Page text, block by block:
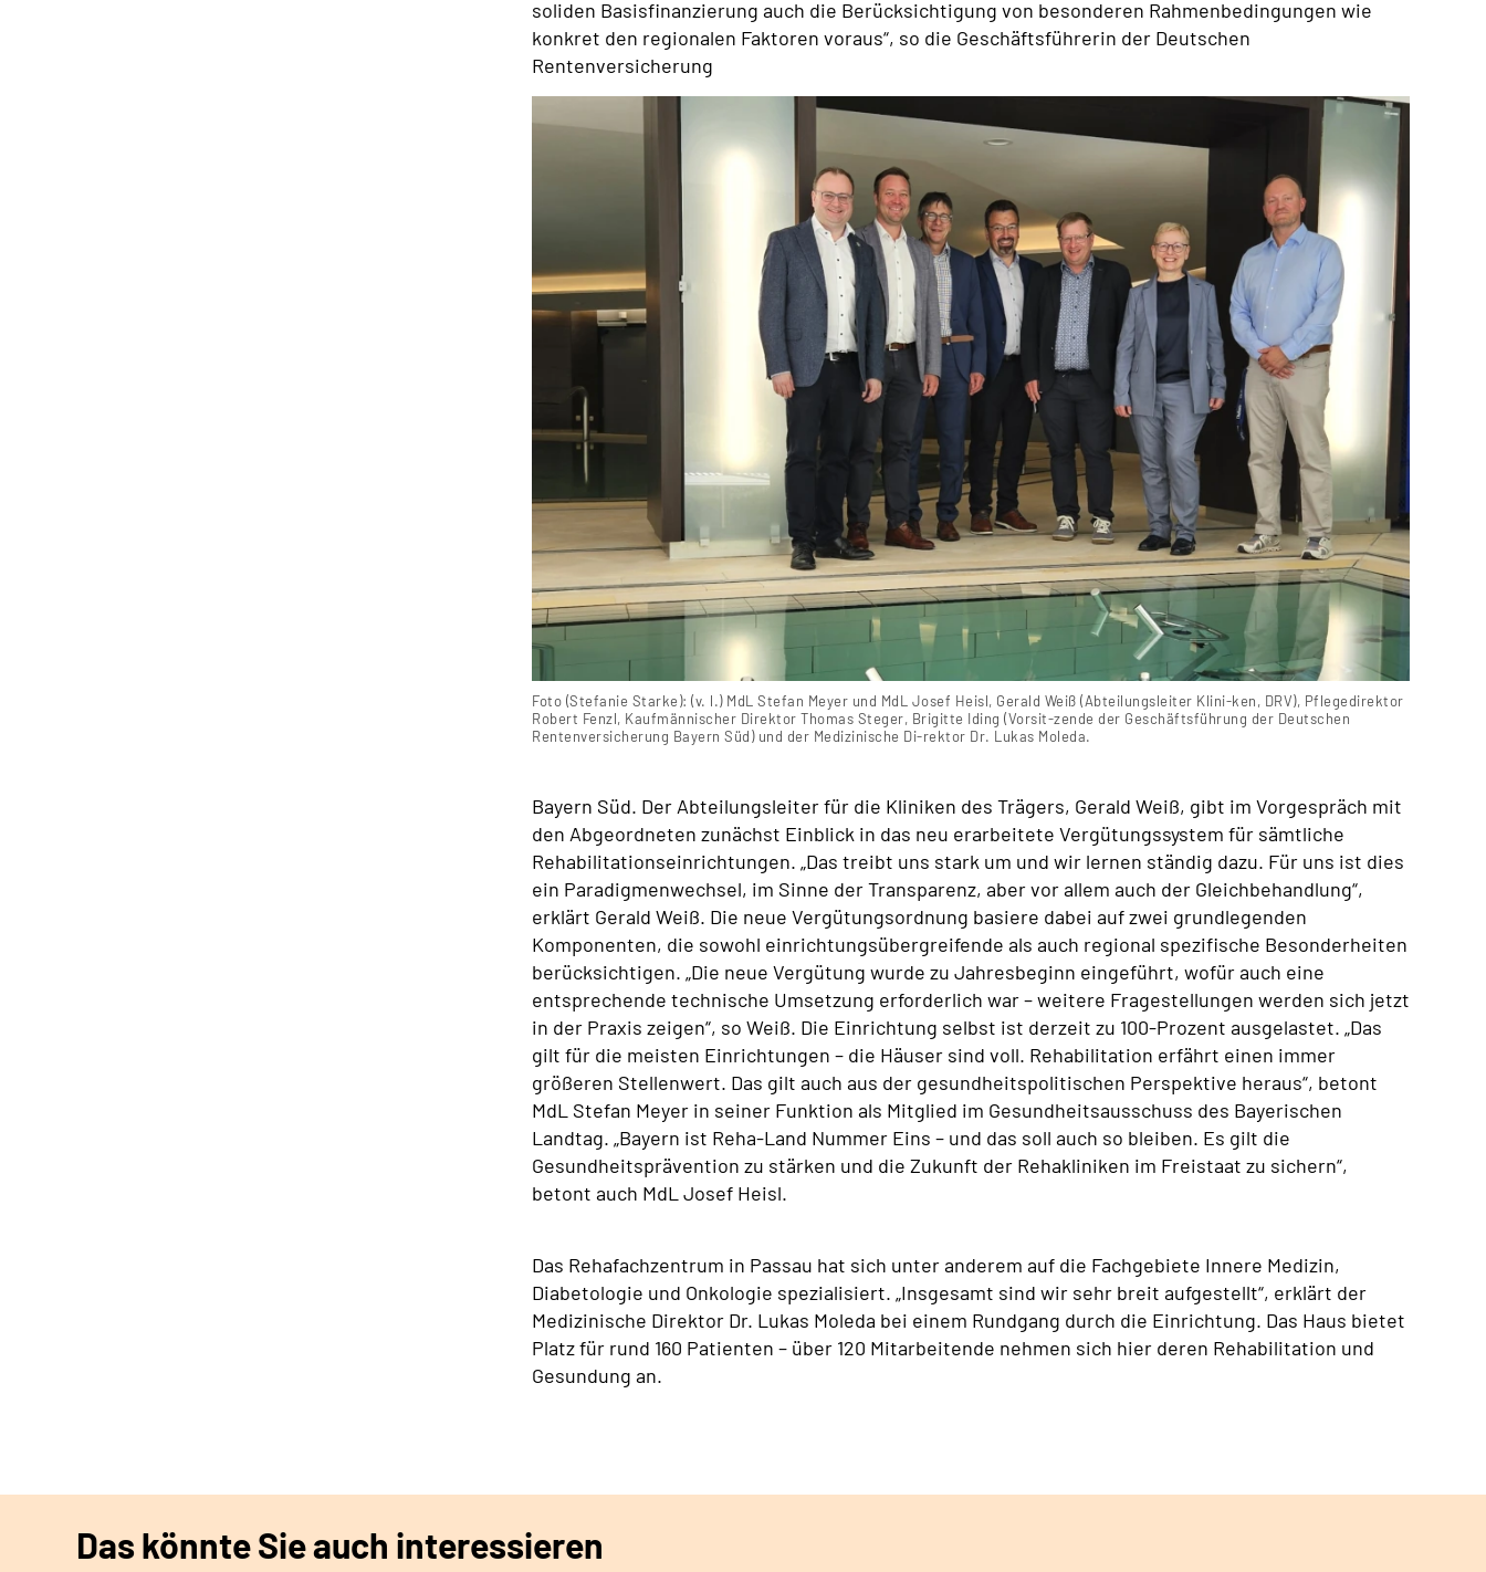
soliden Basisfinanzierung auch die Berücksichtigung von besonderen Rahmenbedingungen wie
konkret den regionalen Faktoren voraus“, so die Geschäftsführerin der Deutschen
Rentenversicherung
Foto (Stefanie Starke): (v. l.) MdL Stefan Meyer und MdL Josef Heisl, Gerald Weiß (Abteilungsleiter Klini-ken, DRV), Pflegedirektor
Robert Fenzl, Kaufmännischer Direktor Thomas Steger, Brigitte Iding (Vorsit-zende der Geschäftsführung der Deutschen
Rentenversicherung Bayern Süd) und der Medizinische Di-rektor Dr. Lukas Moleda.
Bayern Süd. Der Abteilungsleiter für die Kliniken des Trägers, Gerald Weiß, gibt im Vorgespräch mit
den Abgeordneten zunächst Einblick in das neu erarbeitete Vergütungssystem für sämtliche
Rehabilitationseinrichtungen. „Das treibt uns stark um und wir lernen ständig dazu. Für uns ist dies
ein Paradigmenwechsel, im Sinne der Transparenz, aber vor allem auch der Gleichbehandlung“,
erklärt Gerald Weiß. Die neue Vergütungsordnung basiere dabei auf zwei grundlegenden
Komponenten, die sowohl einrichtungsübergreifende als auch regional spezifische Besonderheiten
berücksichtigen. „Die neue Vergütung wurde zu Jahresbeginn eingeführt, wofür auch eine
entsprechende technische Umsetzung erforderlich war – weitere Fragestellungen werden sich jetzt
in der Praxis zeigen“, so Weiß. Die Einrichtung selbst ist derzeit zu 100-Prozent ausgelastet. „Das
gilt für die meisten Einrichtungen – die Häuser sind voll. Rehabilitation erfährt einen immer
größeren Stellenwert. Das gilt auch aus der gesundheitspolitischen Perspektive heraus“, betont
MdL Stefan Meyer in seiner Funktion als Mitglied im Gesundheitsausschuss des Bayerischen
Landtag. „Bayern ist Reha-Land Nummer Eins – und das soll auch so bleiben. Es gilt die
Gesundheitsprävention zu stärken und die Zukunft der Rehakliniken im Freistaat zu sichern“,
betont auch MdL Josef Heisl.
Das Rehafachzentrum in Passau hat sich unter anderem auf die Fachgebiete Innere Medizin,
Diabetologie und Onkologie spezialisiert. „Insgesamt sind wir sehr breit aufgestellt“, erklärt der
Medizinische Direktor Dr. Lukas Moleda bei einem Rundgang durch die Einrichtung. Das Haus bietet
Platz für rund 160 Patienten – über 120 Mitarbeitende nehmen sich hier deren Rehabilitation und
Gesundung an.
Das könnte Sie auch interessieren